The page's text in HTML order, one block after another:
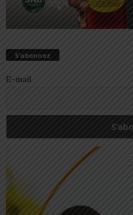
S’abonnez
E-mail